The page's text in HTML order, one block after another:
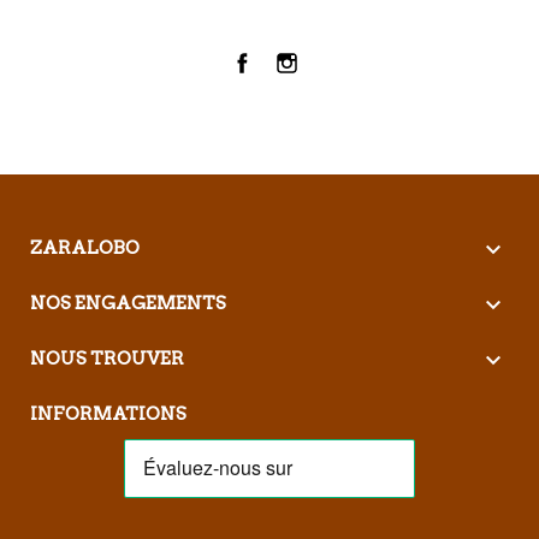
FacebookInstagram
ZARALOBO 
NOS ENGAGEMENTS 
NOUS TROUVER 
INFORMATIONS